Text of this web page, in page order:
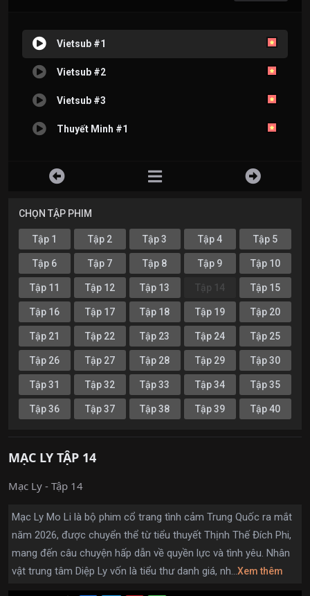
Vietsub #1
Vietsub #2
Vietsub #3
Thuyết Minh #1
CHỌN TẬP PHIM
Tập 1 Tập 2 Tập 3 Tập 4 Tập 5
Tập 6 Tập 7 Tập 8 Tập 9 Tập 10
Tập 11 Tập 12 Tập 13 Tập 14 Tập 15
Tập 16 Tập 17 Tập 18 Tập 19 Tập 20
Tập 21 Tập 22 Tập 23 Tập 24 Tập 25
Tập 26 Tập 27 Tập 28 Tập 29 Tập 30
Tập 31 Tập 32 Tập 33 Tập 34 Tập 35
Tập 36 Tập 37 Tập 38 Tập 39 Tập 40
MẠC LY TẬP 14
Mạc Ly - Tập 14
Mạc Ly Mo Li là bộ phim cổ trang tình cảm Trung Quốc ra mắt
năm 2026, được chuyển thể từ tiểu thuyết Thịnh Thế Đích Phi,
mang đến câu chuyện hấp dẫn về quyền lực và tình yêu. Nhân
vật trung tâm Diệp Ly vốn là tiểu thư danh giá, nh...Xem thêm